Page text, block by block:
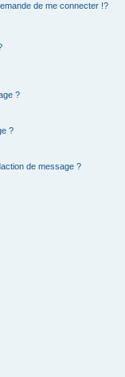
de me connecter !?
?
?
de message ?